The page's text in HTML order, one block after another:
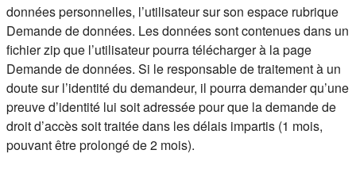
données personnelles, l’utilisateur sur son espace rubrique
Demande de données. Les données sont contenues dans un
fichier zip que l’utilisateur pourra télécharger à la page
Demande de données. Si le responsable de traitement à un
doute sur l’identité du demandeur, il pourra demander qu’une
preuve d’identité lui soit adressée pour que la demande de
droit d’accès soit traitée dans les délais impartis (1 mois,
pouvant être prolongé de 2 mois).